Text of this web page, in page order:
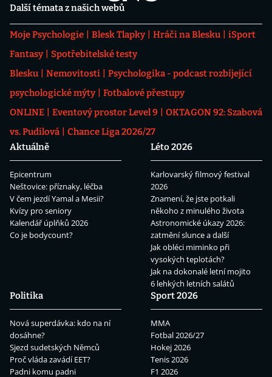
Další témata z našich webů
Moje Psychologie Blesk Tlapky Hráči na Blesku
iSport
Fantasy
Spotřebitelské testy
Blesku
Nemovitosti
Psychologika - podcast rozbíjející
psychologické mýty
Fotbalové přestupy
ONLINE
Eventový prostor Level 9
OKTAGON 92: Szabová
vs. Pudilová
Chance Liga 2026/27
Aktuálně
Epicentrum
Neštovice: příznaky, léčba
V čem jezdí Yamal a Mesii?
Kvízy pro seniory
Kalendář úplňků 2026
Co je bodycount?
Léto 2026
Karlovarský filmový festival
2026
Znamení, že jste potkali
někoho z minulého života
Astronomické úkazy 2026:
zatmění slunce a další
Jak obléci miminko při
vysokých teplotách?
Jak na dokonalé letní mojito
6 lehkých letních salátů
Politika
Nová superdávka: kdo na ní
dosáhne?
Sjezd sudetských Němců
Proč vláda zavádí EET?
Padni komu padni
Sport 2026
MMA
Fotbal 2026/27
Hokej 2026
Tenis 2026
F1 2026